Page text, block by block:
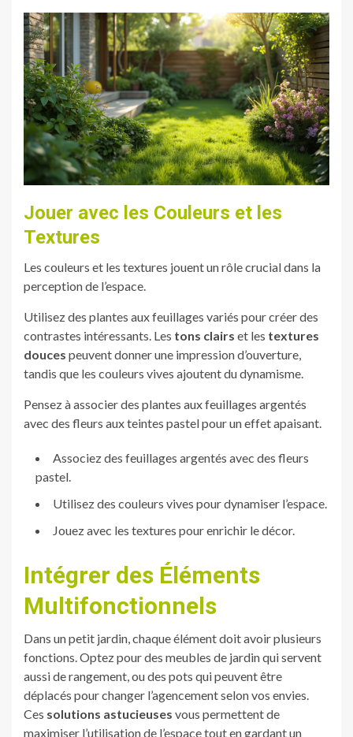
Jouer avec les Couleurs et les
Textures
Les couleurs et les textures jouent un rôle crucial dans la
perception de l’espace.
Utilisez des plantes aux feuillages variés pour créer des
contrastes intéressants. Les tons clairs et les textures
douces peuvent donner une impression d’ouverture,
tandis que les couleurs vives ajoutent du dynamisme.
Pensez à associer des plantes aux feuillages argentés
avec des fleurs aux teintes pastel pour un effet apaisant.
Associez des feuillages argentés avec des fleurs
pastel.
Utilisez des couleurs vives pour dynamiser l’espace.
Jouez avec les textures pour enrichir le décor.
Intégrer des Éléments
Multifonctionnels
Dans un petit jardin, chaque élément doit avoir plusieurs
fonctions. Optez pour des meubles de jardin qui servent
aussi de rangement, ou des pots qui peuvent être
déplacés pour changer l’agencement selon vos envies.
Ces solutions astucieuses vous permettent de
maximiser l’utilisation de l’espace tout en gardant un